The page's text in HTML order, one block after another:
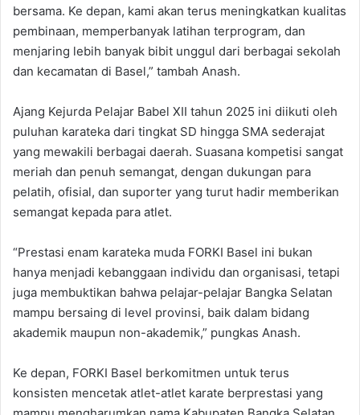
bersama. Ke depan, kami akan terus meningkatkan kualitas
pembinaan, memperbanyak latihan terprogram, dan
menjaring lebih banyak bibit unggul dari berbagai sekolah
dan kecamatan di Basel,” tambah Anash.
Ajang Kejurda Pelajar Babel XII tahun 2025 ini diikuti oleh
puluhan karateka dari tingkat SD hingga SMA sederajat
yang mewakili berbagai daerah. Suasana kompetisi sangat
meriah dan penuh semangat, dengan dukungan para
pelatih, ofisial, dan suporter yang turut hadir memberikan
semangat kepada para atlet.
“Prestasi enam karateka muda FORKI Basel ini bukan
hanya menjadi kebanggaan individu dan organisasi, tetapi
juga membuktikan bahwa pelajar-pelajar Bangka Selatan
mampu bersaing di level provinsi, baik dalam bidang
akademik maupun non-akademik,” pungkas Anash.
Ke depan, FORKI Basel berkomitmen untuk terus
konsisten mencetak atlet-atlet karate berprestasi yang